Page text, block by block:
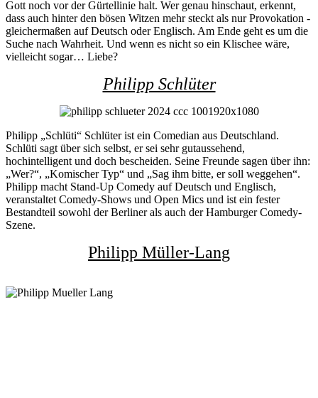
Gott noch vor der Gürtellinie halt. Wer genau hinschaut, erkennt,
dass auch hinter den bösen Witzen mehr steckt als nur Provokation -
gleichermaßen auf Deutsch oder Englisch. Am Ende geht es um die
Suche nach Wahrheit. Und wenn es nicht so ein Klischee wäre,
vielleicht sogar… Liebe?
Philipp Schlüter
Philipp „Schlüti“ Schlüter ist ein Comedian aus Deutschland.
Schlüti sagt über sich selbst, er sei sehr gutaussehend,
hochintelligent und doch bescheiden. Seine Freunde sagen über ihn:
„Wer?“, „Komischer Typ“ und „Sag ihm bitte, er soll weggehen“.
Philipp macht Stand-Up Comedy auf Deutsch und Englisch,
veranstaltet Comedy-Shows und Open Mics und ist ein fester
Bestandteil sowohl der Berliner als auch der Hamburger Comedy-
Szene.
Philipp Müller-Lang